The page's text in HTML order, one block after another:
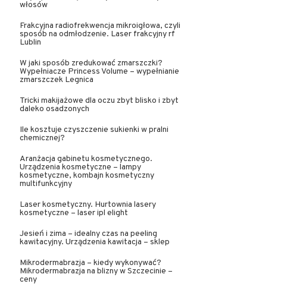
włosów
Frakcyjna radiofrekwencja mikroigłowa, czyli
sposób na odmłodzenie. Laser frakcyjny rf
Lublin
W jaki sposób zredukować zmarszczki?
Wypełniacze Princess Volume – wypełnianie
zmarszczek Legnica
Tricki makijażowe dla oczu zbyt blisko i zbyt
daleko osadzonych
Ile kosztuje czyszczenie sukienki w pralni
chemicznej?
Aranżacja gabinetu kosmetycznego.
Urządzenia kosmetyczne – lampy
kosmetyczne, kombajn kosmetyczny
multifunkcyjny
Laser kosmetyczny. Hurtownia lasery
kosmetyczne – laser ipl elight
Jesień i zima – idealny czas na peeling
kawitacyjny. Urządzenia kawitacja – sklep
Mikrodermabrazja – kiedy wykonywać?
Mikrodermabrazja na blizny w Szczecinie –
ceny